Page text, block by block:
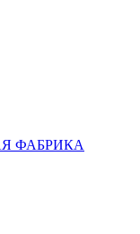
ФАБРИКА